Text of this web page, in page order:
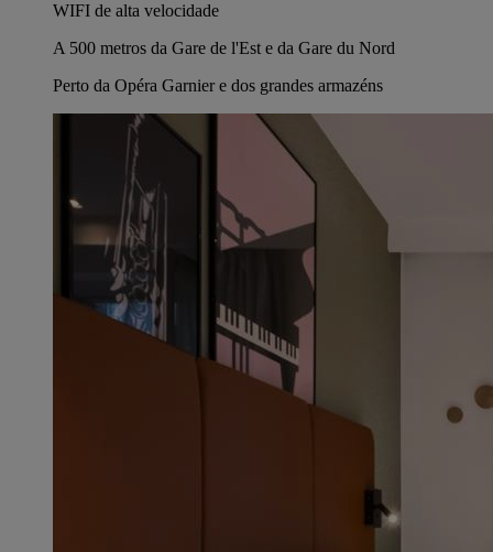
WIFI de alta velocidade
A 500 metros da Gare de l'Est e da Gare du Nord
Perto da Opéra Garnier e dos grandes armazéns